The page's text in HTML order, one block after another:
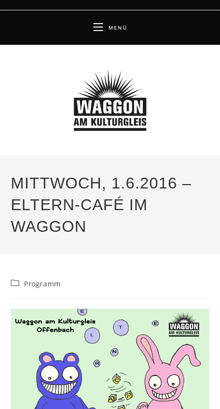
MENÜ
MITTWOCH, 1.6.2016 –
ELTERN-CAFÉ IM
WAGGON
Beitrags-
Programm